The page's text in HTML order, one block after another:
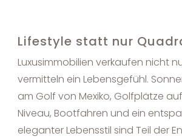
Lifestyle statt nur
Luxusimmobilien verkaufen nicht
vermitteln ein Lebensgefühl.
am Golf von Mexiko, Golfplätze
Niveau, Bootfahren und ein
eleganter Lebensstil sind Teil der